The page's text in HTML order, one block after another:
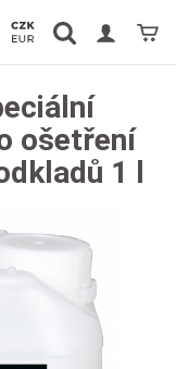
Vyhledávání Košík
ošetření
1 l